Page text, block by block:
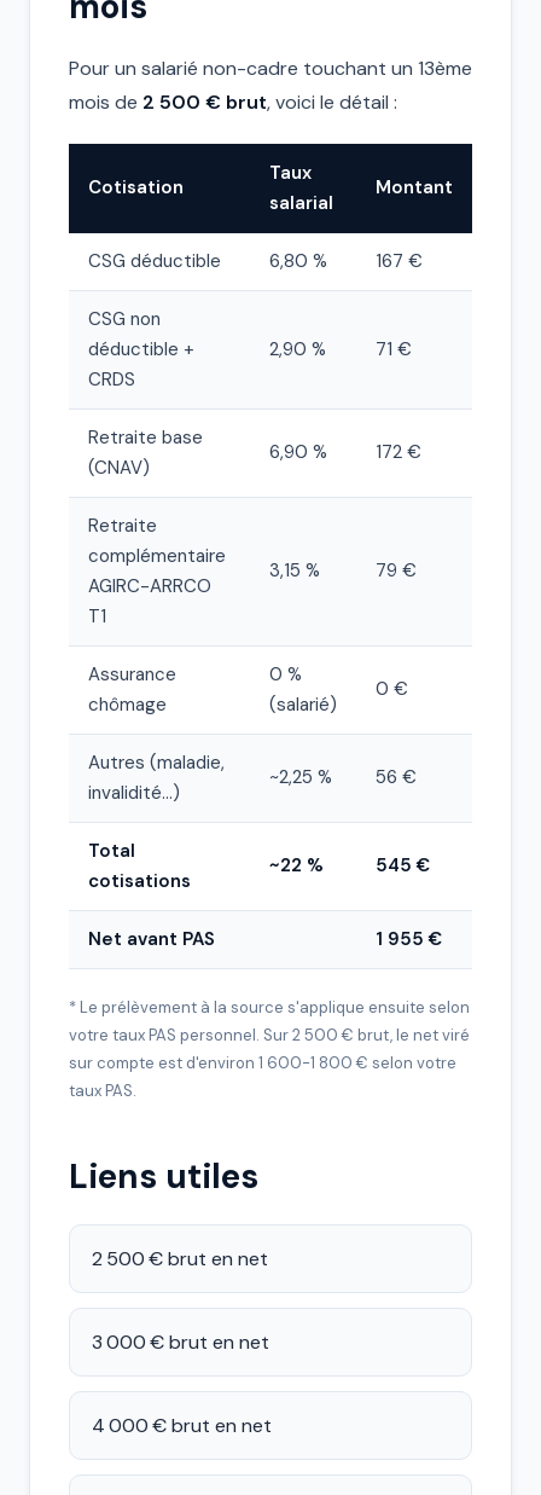
Pour un salarié non-cadre touchant un 13ème
mois de 2 500 € brut, voici le détail :
Cotisation
Taux
salarial
Montant
CSG déductible 6,80 % 167 €
CSG non
déductible +
CRDS
2,90 % 71 €
Retraite base
(CNAV)
6,90 % 172 €
Retraite
complémentaire
AGIRC-ARRCO
T1
3,15 % 79 €
Assurance
chômage
0 %
(salarié)
0 €
Autres (maladie,
invalidité…)
~2,25 % 56 €
Total
cotisations
~22 % 545 €
Net avant PAS 1 955 €
* Le prélèvement à la source s'applique ensuite selon
votre taux PAS personnel. Sur 2 500 € brut, le net viré
sur compte est d'environ 1 600-1 800 € selon votre
taux PAS.
Liens utiles
2 500 € brut en net
3 000 € brut en net
4 000 € brut en net